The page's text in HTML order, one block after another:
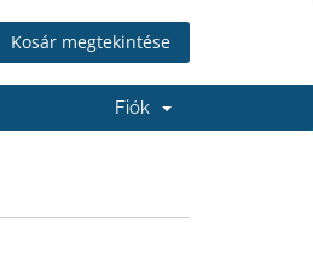
Kosár megtekintése
Fiók